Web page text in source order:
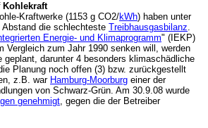
Kohlekraft
Kraftwerke (1153 g CO2/kWh) haben unter
die schlechteste Treibhausgasbilanz.
Energie- und Klimaprogramm" (IEKP)
Vergleich zum Jahr 1990 senken will, werden
darunter 4 besonders klimaschädliche
Planung noch offen (3) bzw. zurückgestellt
z.B. war Hamburg-Moorburg einer der
von Schwarz-Grün. Am 30.9.08 wurde
genehmigt, gegen die der Betreiber